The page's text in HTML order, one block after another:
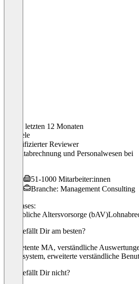
In den letzten 12 Monaten
Gabriele
Verifizierter Reviewer
Entgeltabrechnung und Personalwesen bei
51-1000 Mitarbeiter:innen
Branche: Management Consulting
Use cases:
Betriebliche Altersvorsorge (bAV)
Was gefällt Dir am besten?
kompetente MA, verständliche
Ticketsystem, erweiterte verständliche
Was gefällt Dir nicht?